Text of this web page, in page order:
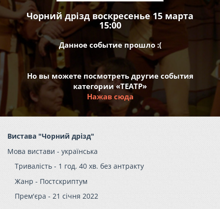
Чорний дрізд воскресенье 15 марта
15:00
Данное событие прошло :(
Но вы можете посмотреть другие события
категории «ТЕАТР»
Нажав сюда
Вистава "Чорний дрізд"
Мова вистави - українська
Тривалість - 1 год. 40 хв. без антракту
Жанр - Постскриптум
Прем'єра - 21 січня 2022